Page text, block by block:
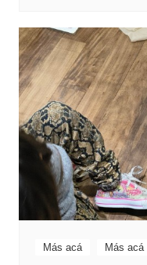
Más acá Más acá